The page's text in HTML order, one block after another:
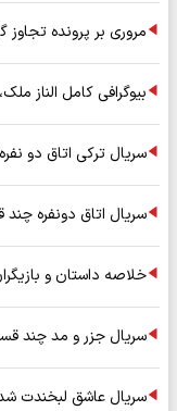
مروری بر پرونده
بیوگرافی کامل الناز
سریال ترکی اتاق دو
سریال اتاق دونفره
خلاصه داستان و
سریال جزر و مد چند
سریال عاشق لبخندت